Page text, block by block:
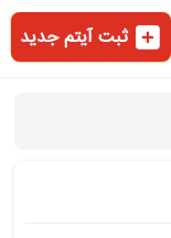
ثبت آیتم جدید